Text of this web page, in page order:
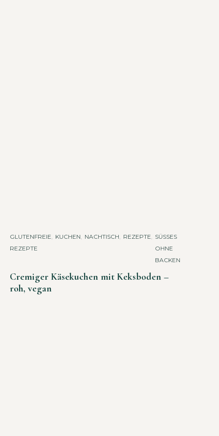
GLUTENFREIE
REZEPTE
KUCHEN NACHTISCH REZEPTE
SÜSSES O
HNE B
ACKEN
Cremiger Käsekuchen mit Keksboden –
roh, vegan